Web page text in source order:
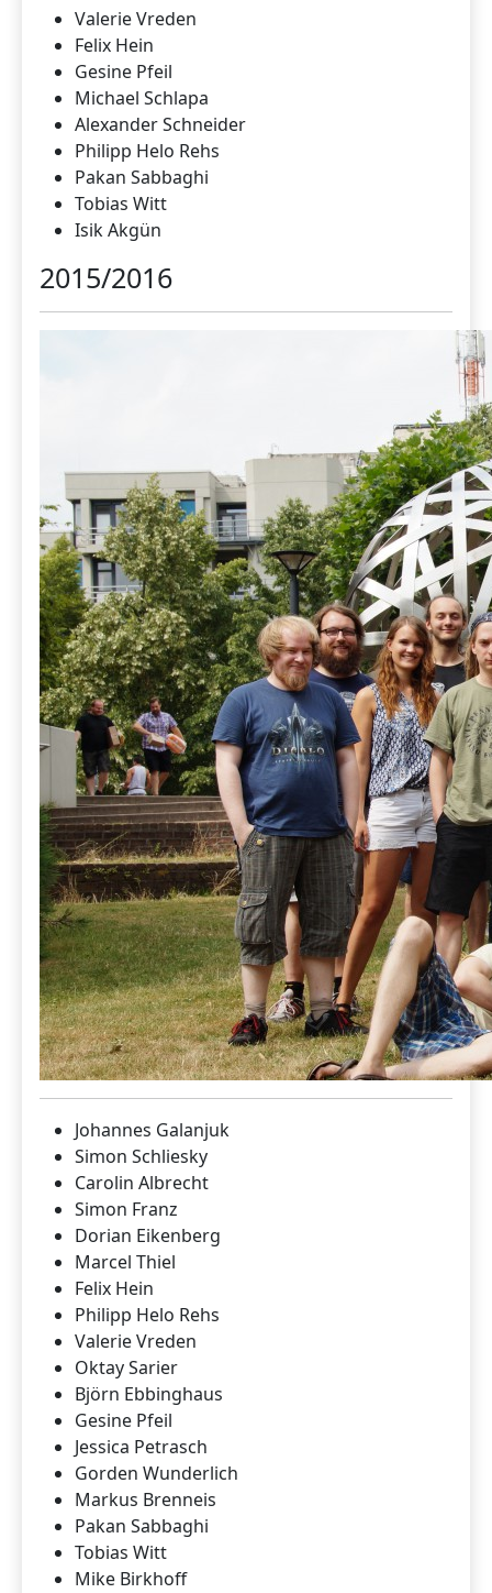
Valerie Vreden
Felix Hein
Gesine Pfeil
Michael Schlapa
Alexander Schneider
Philipp Helo Rehs
Pakan Sabbaghi
Tobias Witt
Isik Akgün
2015/2016
Johannes Galanjuk
Simon Schliesky
Carolin Albrecht
Simon Franz
Dorian Eikenberg
Marcel Thiel
Felix Hein
Philipp Helo Rehs
Valerie Vreden
Oktay Sarier
Björn Ebbinghaus
Gesine Pfeil
Jessica Petrasch
Gorden Wunderlich
Markus Brenneis
Pakan Sabbaghi
Tobias Witt
Mike Birkhoff